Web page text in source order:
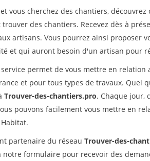
vous cherchez des chantiers,
des chantiers. Recevez dès à
artisans. Vous pourrez ainsi proposer
et qui auront besoin d'un artisan pour
permet de vous mettre en relation
et pour tous types de travaux. Quel
Trouver-des-chantiers.pro. Chaque jour,
pouvons facilement vous mettre en
partenaire du réseau Trouver-des-
notre formulaire pour recevoir des